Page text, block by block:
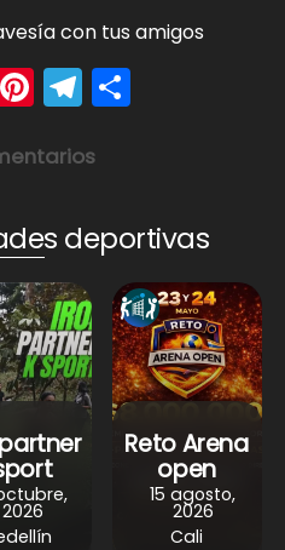
con tus amigos
Pi
nt
er
st
T
el
e
a
m
deportivas
2026
Reto Arena
open
15 agosto,
2026
Cali